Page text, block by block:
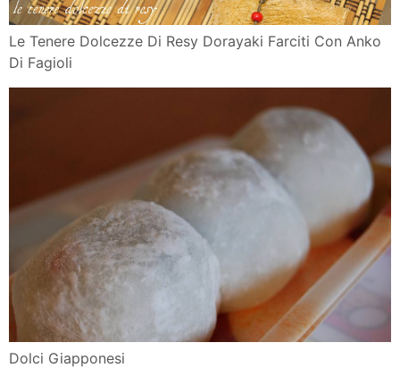
Le Tenere Dolcezze Di Resy Dorayaki Farciti Con Anko
Di Fagioli
Dolci Giapponesi